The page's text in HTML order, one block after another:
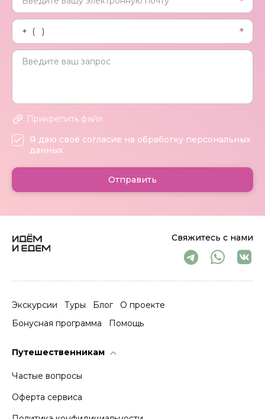
Свяжитесь с нами
Экскурсии Туры Блог
О проекте
Бонусная программа
Помощь
Путешественникам
Частые вопросы
Оферта сервиса
Прикрепить файл
Я даю своё согласие на обработку персональных
данных
Отправить